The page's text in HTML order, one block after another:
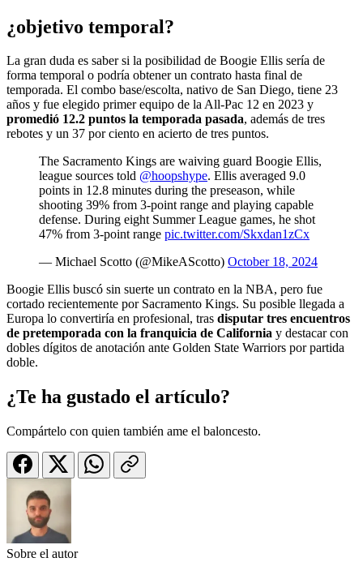
¿objetivo temporal?
La gran duda es saber si la posibilidad de Boogie Ellis sería de
forma temporal o podría obtener un contrato hasta final de
temporada. El combo base/escolta, nativo de San Diego, tiene 23
años y fue elegido primer equipo de la All-Pac 12 en 2023 y
promedió 12.2 puntos la temporada pasada, además de tres
rebotes y un 37 por ciento en acierto de tres puntos.
The Sacramento Kings are waiving guard Boogie Ellis,
league sources told @hoopshype. Ellis averaged 9.0
points in 12.8 minutes during the preseason, while
shooting 39% from 3-point range and playing capable
defense. During eight Summer League games, he shot
47% from 3-point range pic.twitter.com/Skxdan1zCx
— Michael Scotto (@MikeAScotto) October 18, 2024
Boogie Ellis buscó sin suerte un contrato en la NBA, pero fue
cortado recientemente por Sacramento Kings. Su posible llegada a
Europa lo convertiría en profesional, tras disputar tres encuentros
de pretemporada con la franquicia de California y destacar con
dobles dígitos de anotación ante Golden State Warriors por partida
doble.
¿Te ha gustado el artículo?
Compártelo con quien también ame el baloncesto.
Sobre el autor